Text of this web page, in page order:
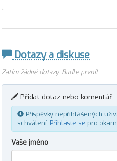
Dotazy a diskuse
Zatím žádné dotazy. Buďte první!
Přidat dotaz nebo komentář
Příspěvky nepřihlášených
schválení. Přihlaste se pro
Vaše jméno